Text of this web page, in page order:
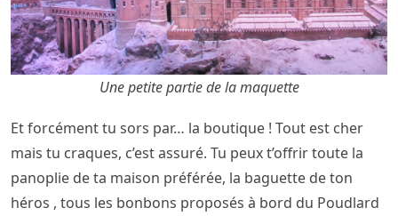
Une petite partie de la maquette
Et forcément tu sors par… la boutique ! Tout est cher
mais tu craques, c’est assuré. Tu peux t’offrir toute la
panoplie de ta maison préférée, la baguette de ton
héros , tous les bonbons proposés à bord du Poudlard